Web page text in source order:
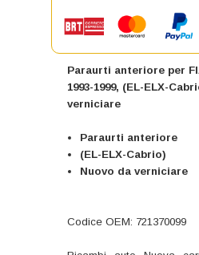
Paraurti anteriore per
1993-1999, (EL-ELX-
verniciare
Paraurti anteriore
(EL-ELX-Cabrio)
Nuovo da verniciare
Codice OEM: 721370099